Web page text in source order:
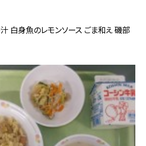
白身魚のレモンソース ごま和え 磯部